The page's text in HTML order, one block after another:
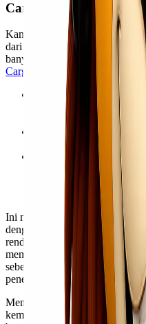
Cara Mengirim Jenazah
Kami telah menyebutkan di
dari angkutan udara. Rute
banyak orang. Bagi Anda yang
Cargo udara
, Anda dapat
Menentukan berat
menggunakan 2 cara
dan berdasarkan berat
Pengisian STTP: STTP
Cargo secara detail,
Ukuran tubuh yang
dengan pintu masuk
lebar maksimal 110 cm
maksimal 150 cm.
Ini mungkin tidak tampak
dengan inflasi, harga
rendah. Faktanya, mereka terus
memungkinkan lebih banyak
sebelumnya. Anda bahkan
penerbangan murah.
Meningkatnya persaingan,
kemampuan untuk menawar